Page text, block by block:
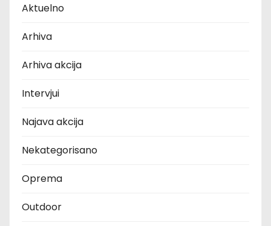
Aktuelno
Arhiva
Arhiva akcija
Intervjui
Najava akcija
Nekategorisano
Oprema
Outdoor